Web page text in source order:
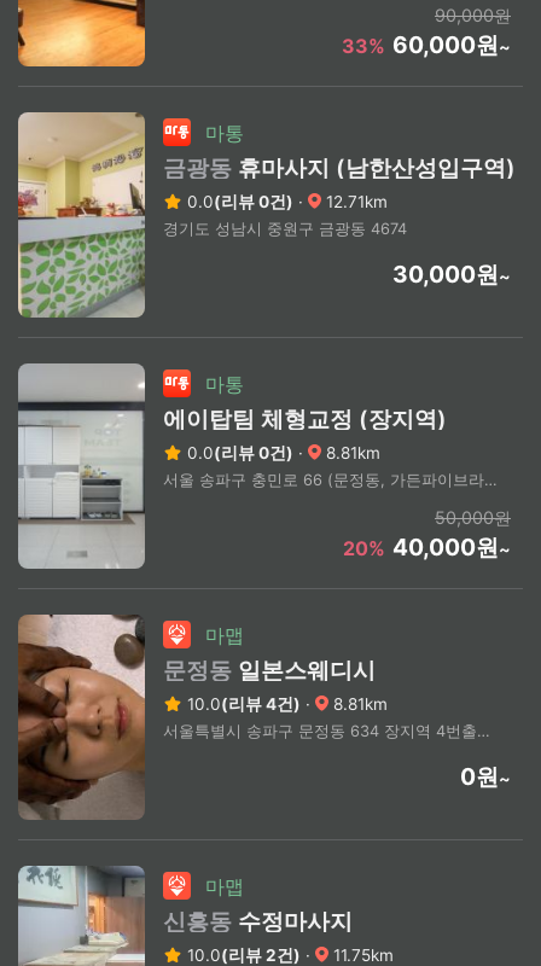
90,000원
33% 60,000원~
마통
금광동 휴마사지 (남한산성입구역)
0.0(리뷰 0건) · 12.71km
경기도 성남시 중원구 금광동 4674
30,000원~
마통
에이탑팀 체형교정 (장지역)
0.0(리뷰 0건) · 8.81km
서울 송파구 충민로 66 (문정동, 가든파이브라이프)
50,000원
20% 40,000원~
마맵
문정동 일본스웨디시
10.0(리뷰 4건) · 8.81km
서울특별시 송파구 문정동 634 장지역 4번출구 도보 5분거리
0원~
마맵
신흥동 수정마사지
10.0(리뷰 2건) · 11.75km